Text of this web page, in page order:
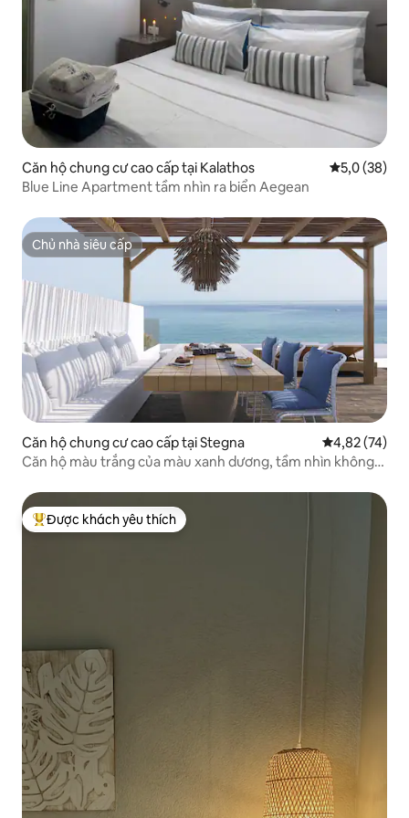
Căn hộ chung cư cao cấp tại Kalathos Xếp hạng
5,0 (38)
Blue Line Apartment tầm nhìn ra biển Aegean
Chủ nhà siêu cấp
Chủ nhà siêu cấp
Căn hộ chung cư cao cấp tại Stegna Xếp hạng
4,82 (74)
Căn hộ màu trắng của màu xanh dương, tầm nhìn không
Được khách yêu thích nhất
Được khách yêu thích